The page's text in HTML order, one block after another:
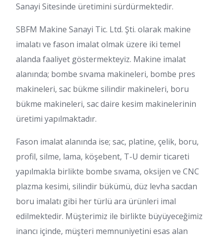
Sanayi Sitesinde üretimini sürdürmektedir.
SBFM Makine Sanayi Tic. Ltd. Şti. olarak makine
imalatı ve fason imalat olmak üzere iki temel
alanda faaliyet göstermekteyiz. Makine imalat
alanında; bombe sıvama makineleri, bombe pres
makineleri, sac bükme silindir makineleri, boru
bükme makineleri, sac daire kesim makinelerinin
üretimi yapılmaktadır.
Fason imalat alanında ise; sac, platine, çelik, boru,
profil, silme, lama, köşebent, T-U demir ticareti
yapılmakla birlikte bombe sıvama, oksijen ve CNC
plazma kesimi, silindir bükümü, düz levha sacdan
boru imalatı gibi her türlü ara ürünleri imal
edilmektedir. Müşterimiz ile birlikte büyüyeceğimiz
inancı içinde, müşteri memnuniyetini esas alan